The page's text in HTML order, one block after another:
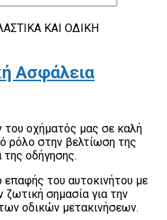
ΚΑΙ ΟΔΙΚΉ
Ασφάλεια
οχήματός μας σε καλή
ρόλο στην βελτίωση της
της οδήγησης.
του αυτοκινήτου με
σημασία για την
οδικών μετακινήσεων.